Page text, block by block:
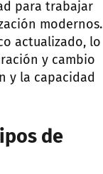
para trabajar
modernos.
actualizado, lo
y cambio
y la capacidad
de